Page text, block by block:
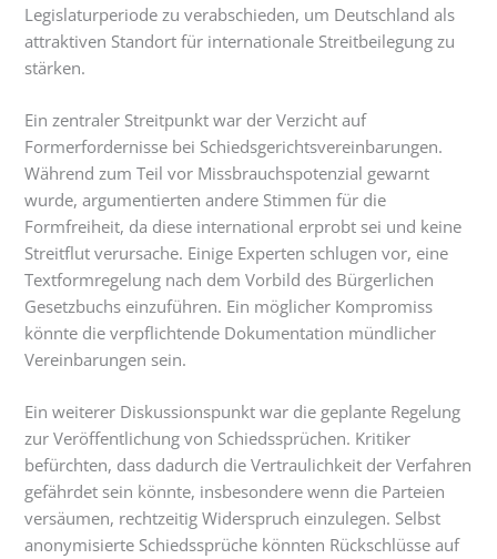
Legislaturperiode zu verabschieden, um Deutschland als
attraktiven Standort für internationale Streitbeilegung zu
stärken.
Ein zentraler Streitpunkt war der Verzicht auf
Formerfordernisse bei Schiedsgerichtsvereinbarungen.
Während zum Teil vor Missbrauchspotenzial gewarnt
wurde, argumentierten andere Stimmen für die
Formfreiheit, da diese international erprobt sei und keine
Streitflut verursache. Einige Experten schlugen vor, eine
Textformregelung nach dem Vorbild des Bürgerlichen
Gesetzbuchs einzuführen. Ein möglicher Kompromiss
könnte die verpflichtende Dokumentation mündlicher
Vereinbarungen sein.
Ein weiterer Diskussionspunkt war die geplante Regelung
zur Veröffentlichung von Schiedssprüchen. Kritiker
befürchten, dass dadurch die Vertraulichkeit der Verfahren
gefährdet sein könnte, insbesondere wenn die Parteien
versäumen, rechtzeitig Widerspruch einzulegen. Selbst
anonymisierte Schiedssprüche könnten Rückschlüsse auf